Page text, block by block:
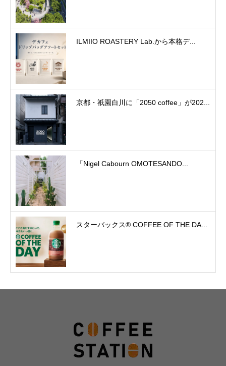
ILMIIO ROASTERY Lab.から本格デ...
京都・祇園白川に「2050 coffee」が202...
「Nigel Cabourn OMOTESANDO...
スターバックス® COFFEE OF THE DA...